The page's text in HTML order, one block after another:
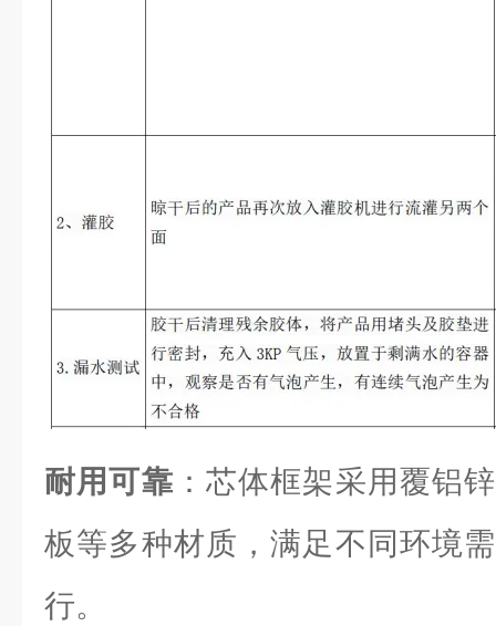
耐用可靠 ：芯体框架采用覆铝
板等多种材质，满足不同环境
行。